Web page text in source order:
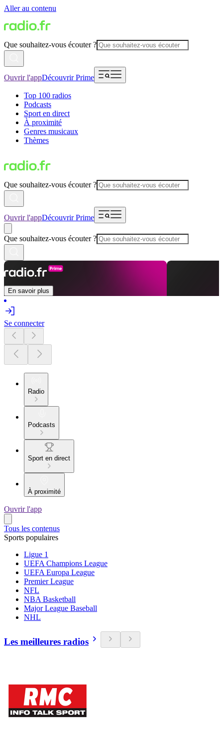
Aller au contenu
Que souhaitez-vous écouter ?
Ouvrir l'appDécouvrir Prime
Top 100 radios
Podcasts
Sport en direct
À proximité
Genres musicaux
Thèmes
Que souhaitez-vous écouter ?
Ouvrir l'appDécouvrir Prime
Que souhaitez-vous écouter ?
En savoir plus
Se connecter
Radio
Podcasts
Sport en direct
À proximité
Ouvrir l'app
Tous les contenus
Sports populaires
Ligue 1
UEFA Champions League
UEFA Europa League
Premier League
NFL
NBA Basketball
Major League Baseball
NHL
Les meilleures radios